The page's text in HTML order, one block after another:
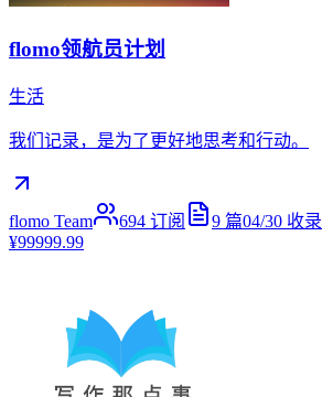
flomo领航员计划
生活
我们记录，是为了更好地思考和行动。
flomo Team 694 订阅 9 篇04/30 收录
¥99999.99